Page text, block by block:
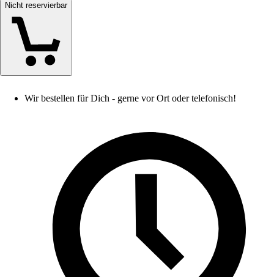
Nicht reservierbar
Wir bestellen für Dich - gerne vor Ort oder telefonisch!